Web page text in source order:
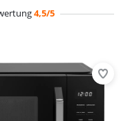
4,5/5